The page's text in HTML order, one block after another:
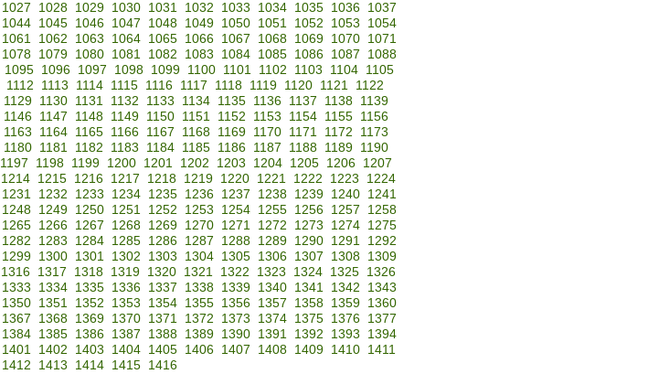
1027 1028 1029 1030 1031 1032 1033 1034 1035 1036
1037
1044 1045 1046 1047 1048 1049 1050 1051 1052 1053
1054
1061 1062 1063 1064 1065 1066 1067 1068 1069 1070
1071
1078 1079 1080 1081 1082 1083 1084 1085 1086 1087
1088
1095 1096 1097 1098 1099 1100 1101 1102 1103 1104
1105
1112 1113 1114 1115 1116 1117 1118 1119 1120 1121
1122
1129 1130 1131 1132 1133 1134 1135 1136 1137 1138 1139
1146 1147 1148 1149 1150 1151 1152 1153 1154 1155 1156
1163 1164 1165 1166 1167 1168 1169 1170 1171 1172
1173
1180 1181 1182 1183 1184 1185 1186 1187 1188 1189 1190
1197 1198 1199 1200 1201 1202 1203 1204 1205 1206 1207
1214 1215 1216 1217 1218 1219 1220 1221 1222 1223
1224
1231 1232 1233 1234 1235 1236 1237 1238 1239 1240
1241
1248 1249 1250 1251 1252 1253 1254 1255 1256 1257
1258
1265 1266 1267 1268 1269 1270 1271 1272 1273 1274
1275
1282 1283 1284 1285 1286 1287 1288 1289 1290 1291
1292
1299 1300 1301 1302 1303 1304 1305 1306 1307 1308
1309
1316 1317 1318 1319 1320 1321 1322 1323 1324 1325 1326
1333 1334 1335 1336 1337 1338 1339 1340 1341 1342
1343
1350 1351 1352 1353 1354 1355 1356 1357 1358 1359
1360
1367 1368 1369 1370 1371 1372 1373 1374 1375 1376
1377
1384 1385 1386 1387 1388 1389 1390 1391 1392 1393
1394
1401 1402 1403 1404 1405 1406 1407 1408 1409 1410 1411
1412
1413 1414 1415 1416